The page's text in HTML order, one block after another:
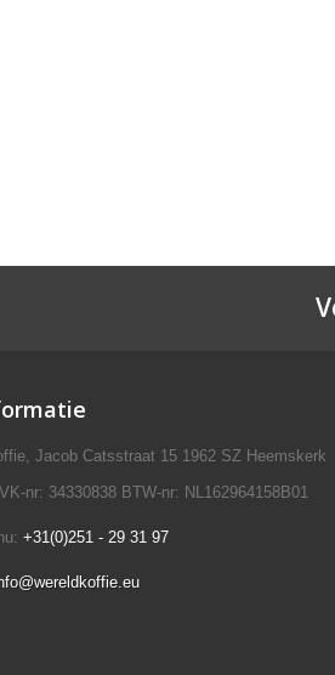
Jacob Catsstraat 15 1962 SZ Heemskerk
nr: 34330838 BTW-nr: NL162964158B01
+31(0)251 - 29 31 97